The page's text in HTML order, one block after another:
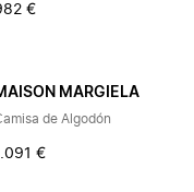
€
MARGIELA
de Algodón
€